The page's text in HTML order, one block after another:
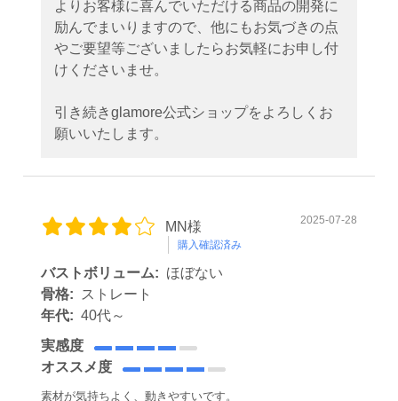
よりお客様に喜んでいただける商品の開発に
励んでまいりますので、他にもお気づきの点
やご要望等ございましたらお気軽にお申し付
けくださいませ。
引き続きglamore公式ショップをよろしくお
願いいたします。
MN様
購入確認済み
2025-07-28
バストボリューム: ほぼない
骨格:
ストレート
年代: 40代～
実感度
オススメ度
素材が気持ちよく、動きやすいです。